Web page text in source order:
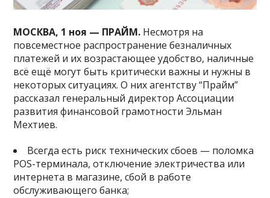
МОСКВА, 1 ноя — ПРАЙМ. Несмотря на
повсеместное распространение безналичных
платежей и их возрастающее удобство, наличные
всё ещё могут быть критически важны и нужны в
некоторых ситуациях. О них агентству “Прайм”
рассказал генеральный директор Ассоциации
развития финансовой грамотности Эльман
Мехтиев.
Всегда есть риск технических сбоев — поломка
POS-терминала, отключение электричества или
интернета в магазине, сбой в работе
обслуживающего банка;